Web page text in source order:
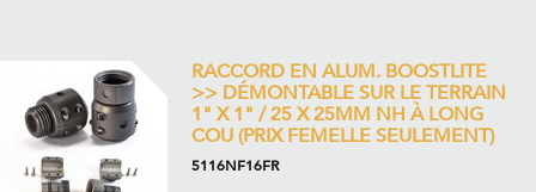
RACCORD EN ALUM. BOOSTLITE
>> DÉMONTABLE SUR LE TERRAIN
1" X 1" / 25 X 25MM NH À LONG
COU (PRIX FEMELLE SEULEMENT)
5116NF16FR